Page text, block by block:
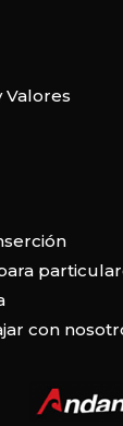
Valores
con